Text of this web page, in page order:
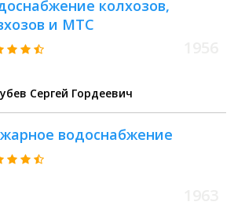
колхозов,
и МТС
Сергей Гордеевич
водоснабжение